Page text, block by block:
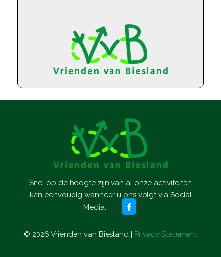
Snel op de hoogte zijn van al onze activiteiten
kan eenvoudig wanneer u ons volgt via Social
Media:
© 2026 Vrienden van Biesland | Privacy Statement